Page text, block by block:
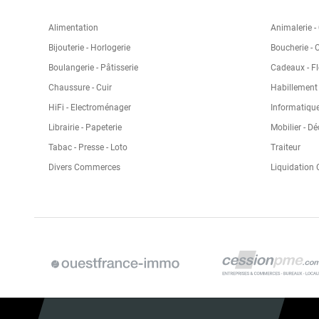
Alimentation
Animalerie -
Bijouterie - Horlogerie
Boucherie -
Boulangerie - Pâtisserie
Cadeaux -
Chaussure - Cuir
Habillement
HiFi - Electroménager
Librairie - Papeterie
Mobilier -
Tabac - Presse - Loto
Traiteur
Divers Commerces
Liquidation